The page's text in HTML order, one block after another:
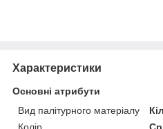
Характеристики
Основні атрибути
Вид палітурного матеріалу
Колір